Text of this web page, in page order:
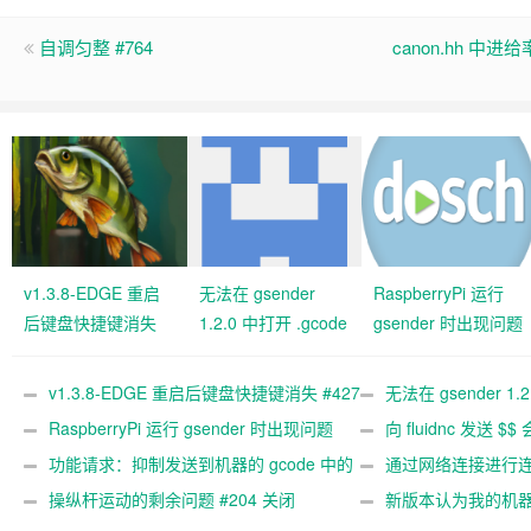
自调匀整 #764 canon.hh 中进给
v1.3.8-EDGE 重启
后键盘快捷键消失
无法在 gsender
1.2.0 中打开 .gcode
RaspberryPi 运行
gsender 时出现问题
v1.3.8-EDGE 重启后键盘快捷键消失 #427
关闭
无法在 gsender
#367
RaspberryPi 运行 gsender 时出现问题
#89
向 fluidnc 发送 $$
#473
功能请求：抑制发送到机器的 gcode 中的
gcode 注释。 #444 关闭
通过网络连接进行
操纵杆运动的剩余问题 #204 关闭
新版本认为我的机